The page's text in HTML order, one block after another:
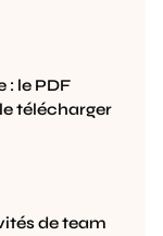
: le PDF
télécharger
de team